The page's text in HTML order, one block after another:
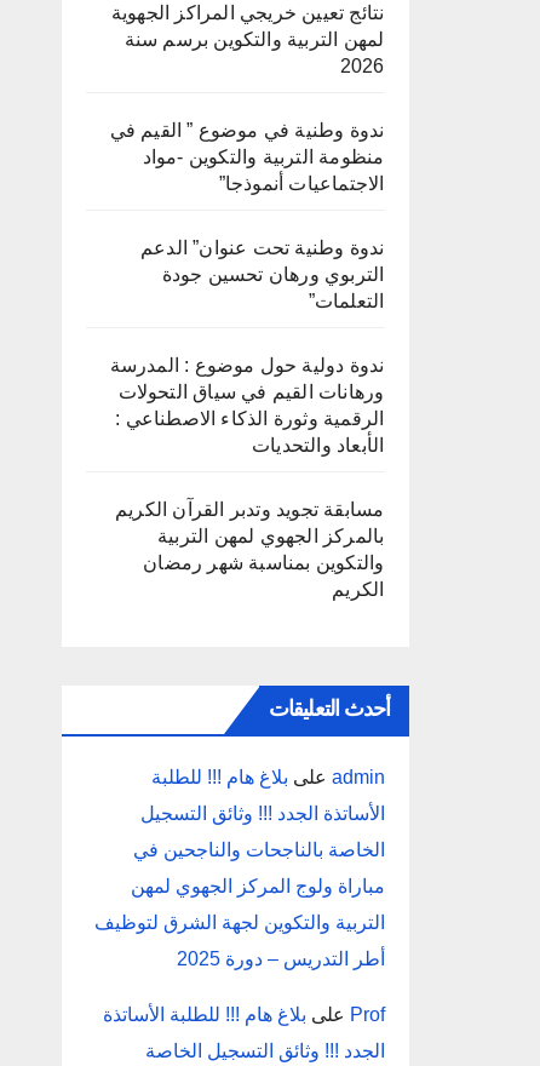
نتائج تعيين خريجي المراكز الجهوية
لمهن التربية والتكوين برسم سنة
2026
ندوة وطنية في موضوع ” القيم في
منظومة التربية والتكوين -مواد
الاجتماعيات أنموذجا”
ندوة وطنية تحت عنوان” الدعم
التربوي ورهان تحسين جودة
التعلمات”
ندوة دولية حول موضوع : المدرسة
ورهانات القيم في سياق التحولات
الرقمية وثورة الذكاء الاصطناعي :
الأبعاد والتحديات
مسابقة تجويد وتدبر القرآن الكريم
بالمركز الجهوي لمهن التربية
والتكوين بمناسبة شهر رمضان
الكريم
أحدث التعليقات
admin على بلاغ هام !!! للطلبة
الأساتذة الجدد !!! وثائق التسجيل
الخاصة بالناجحات والناجحين في
مباراة ولوج المركز الجهوي لمهن
التربية والتكوين لجهة الشرق لتوظيف
أطر التدريس – دورة 2025
Prof على بلاغ هام !!! للطلبة الأساتذة
الجدد !!! وثائق التسجيل الخاصة